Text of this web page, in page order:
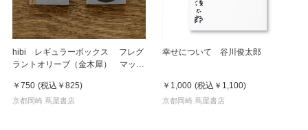
hibi レギュラーボックス フレグ
ラントオリーブ（金木犀） マット
￥750 (税込 ￥825)
京都岡崎 蔦屋書店
幸せについて 谷川俊太郎
￥1,000 (税込 ￥1,100)
京都岡崎 蔦屋書店